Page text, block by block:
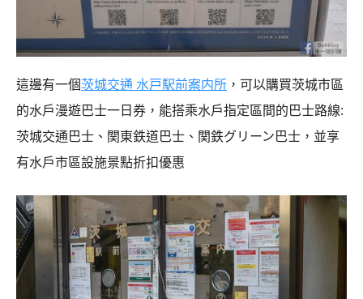
這邊有一個茨城交通 水戸駅前案内所 ，可以購買茨城市區
的水戶漫遊巴士一日券，能搭乘水戶指定區間的巴士路線:
茨城交通巴士、関東鉄道巴士、関鉄グリーン巴士，並享
有水戶市區設施景點折扣優惠